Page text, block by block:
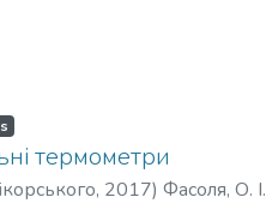
термометри
, 2017) Фасоля, О. І.